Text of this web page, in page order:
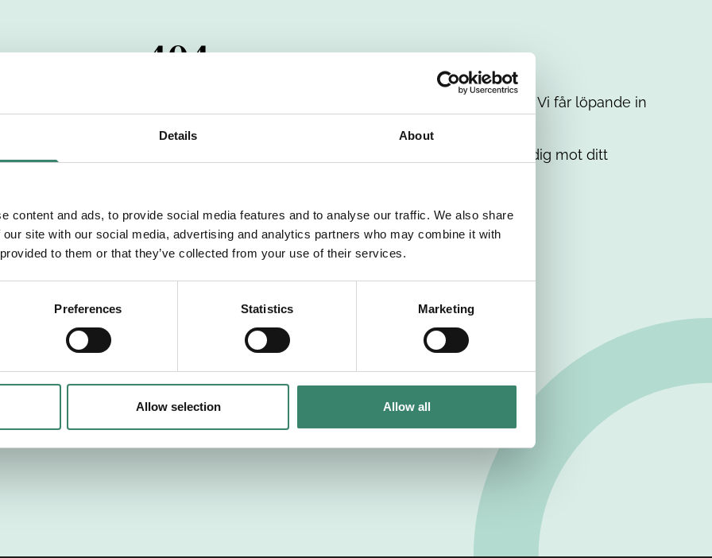
Details About
content and ads, to provide social media features and to analyse our traffic. We also share
site with our social media, advertising and analytics partners who may combine it with
to them or that they’ve collected from your use of their services.
Preferences Statistics Marketing
Allow selection Allow all
404
har passerats. Vi uppskattar verkligen ditt intresse. Misströsta inte. Vi får löpande in
dig med mer information om våra aktuella uppdrag. Tillsammans matchar vi dig mot ditt
Tillbaka till Sverek